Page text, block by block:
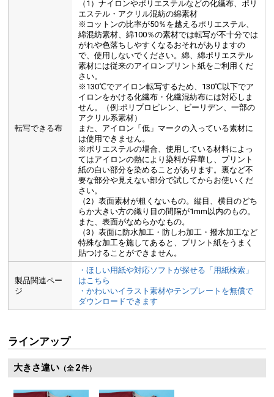
転写できる布
（1）ナイロンやポリエステルなどの化繊布、ポリ
エステル・アクリル混紡の綿素材
※コットンの比率が50％を越えるポリエステル、
綿混紡素材、綿100％の素材では転写が不十分では
がれや色落ちしやすくなるおそれがありますの
で、使用しないでください。綿、綿ポリエステル
素材には従来のアイロンプリント紙をご利用くだ
さい。
※130℃でアイロン転写するため、130℃以下でア
イロンをかける化繊布・化繊混紡布には対応しま
せん。（例:ポリプロピレン、ビーリデン、一部の
アクリル系素材）
また、アイロン「低」マークの入っている素材に
は使用できません。
※ポリエステルの場合、使用している材料によっ
てはアイロンの熱により染料が昇華し、プリント
紙の白い部分を染めることがあります。裏など不
要な部分や見えない部分で試してからお使いくだ
さい。
（2）表面素材が粗くないもの。縦目、横目のどち
らか大きい方の織り目の間隔が1mm以内のもの。
また、表面がなめらかなもの。
（3）表面に防水加工・防しわ加工・撥水加工など
特殊な加工を施してあると、プリント紙をうまく
貼つけることができません。
製品関連ペー
ジ
・ほしい用紙や対応ソフトが探せる「用紙検索」
はこちら
・かわいいイラスト素材やテンプレートを無償で
ダウンロードできます
ラインアップ
大きさ違い（全 2件）